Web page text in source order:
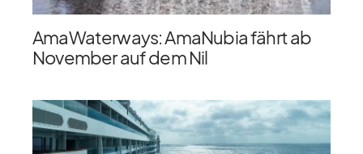
AmaWaterways: AmaNubia fährt ab
November auf dem Nil